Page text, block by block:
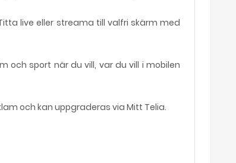
live eller streama till valfri skärm med
och sport när du vill, var du vill i mobilen
och kan uppgraderas via Mitt Telia.